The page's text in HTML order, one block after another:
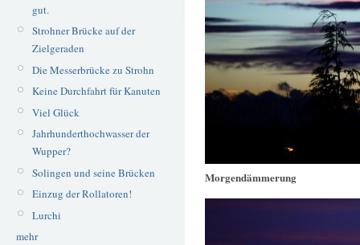
gut.
Strohner Brücke auf der
Zielgeraden
Die Messerbrücke zu Strohn
Keine Durchfahrt für Kanuten
Viel Glück
Jahrhunderthochwasser der
Wupper?
Solingen und seine Brücken
Einzug der Rollatoren!
Lurchi
mehr
Morgendämmerung